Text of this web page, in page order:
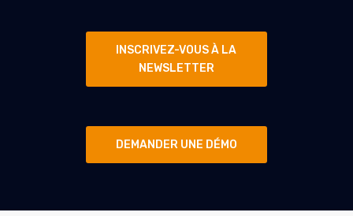
INSCRIVEZ-VOUS À LA
NEWSLETTER
DEMANDER UNE DÉMO